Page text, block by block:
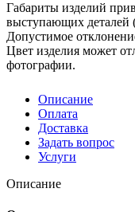
Габариты изделий
выступающих деталей
Допустимое
Цвет изделия может
фотографии.
Описание
Оплата
Доставка
Задать вопрос
Услуги
Описание